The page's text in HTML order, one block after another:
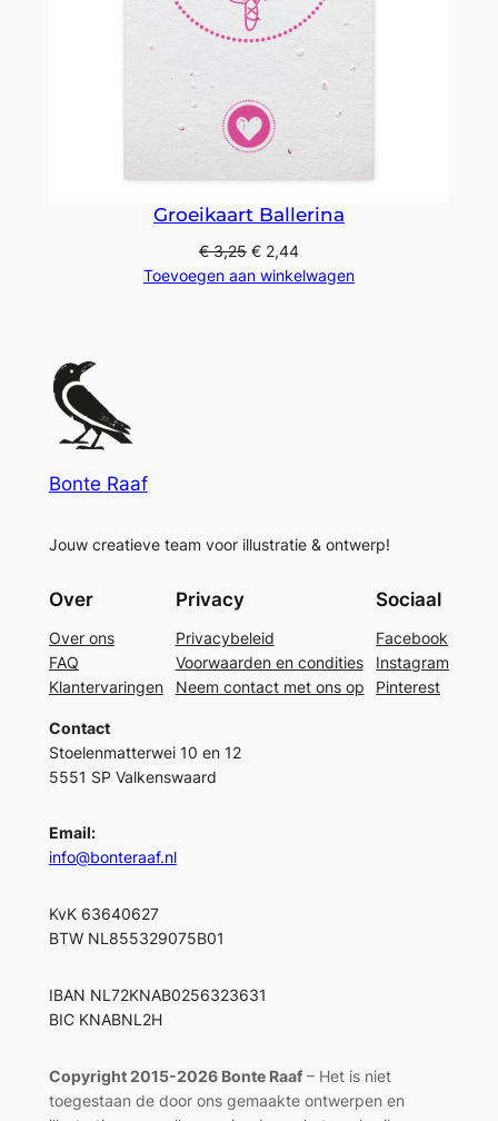
Groeikaart Ballerina
€3,25 € 2,44
Toevoegen aan winkelwagen
Bonte Raaf
Jouw creatieve team voor illustratie & ontwerp!
Over
Over ons
FAQ
Klantervaringen
Privacy
Privacybeleid
Voorwaarden en condities
Neem contact met ons op
Sociaal
Facebook
Instagram
Pinterest
Contact
Stoelenmatterwei 10 en 12
5551 SP Valkenswaard
Email:
info@bonteraaf.nl
KvK 63640627
BTW NL855329075B01
IBAN NL72KNAB0256323631
BIC KNABNL2H
Copyright 2015-2026 Bonte Raaf– Het is niet
toegestaan de door ons gemaakte ontwerpen en